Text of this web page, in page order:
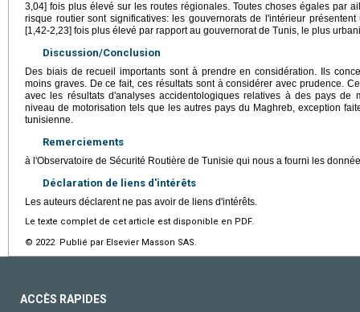
3,04] fois plus élevé sur les routes régionales. Toutes choses égales par
risque routier sont significatives: les gouvernorats de l'intérieur
[1,42-2,23] fois plus élevé par rapport au gouvernorat de Tunis, le plus
Discussion/Conclusion
Des biais de recueil importants sont à prendre en considération. Ils
moins graves. De ce fait, ces résultats sont à considérer avec prudence.
avec les résultats d'analyses accidentologiques relatives à des pays de
niveau de motorisation tels que les autres pays du Maghreb, exception
tunisienne.
Remerciements
à l'Observatoire de Sécurité Routière de Tunisie qui nous a fourni les
Déclaration de liens d'intérêts
Les auteurs déclarent ne pas avoir de liens d'intérêts.
Le texte complet de cet article est disponible en PDF.
© 2022 Publié par Elsevier Masson SAS.
ACCÈS RAPIDES